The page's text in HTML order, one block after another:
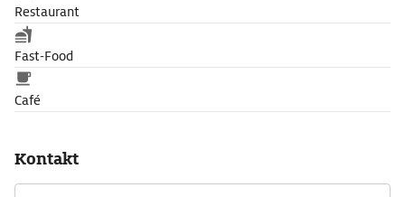
Restaurant
Fast-Food
Café
Kontakt